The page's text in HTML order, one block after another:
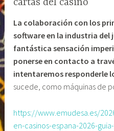
La colaboración con los
software en la industria del
fantástica sensación
ponerse en contacto a
intentaremos responderle
sucede, como máquinas de
https://www.emudesa.es/
en-casinos-espana-2026-